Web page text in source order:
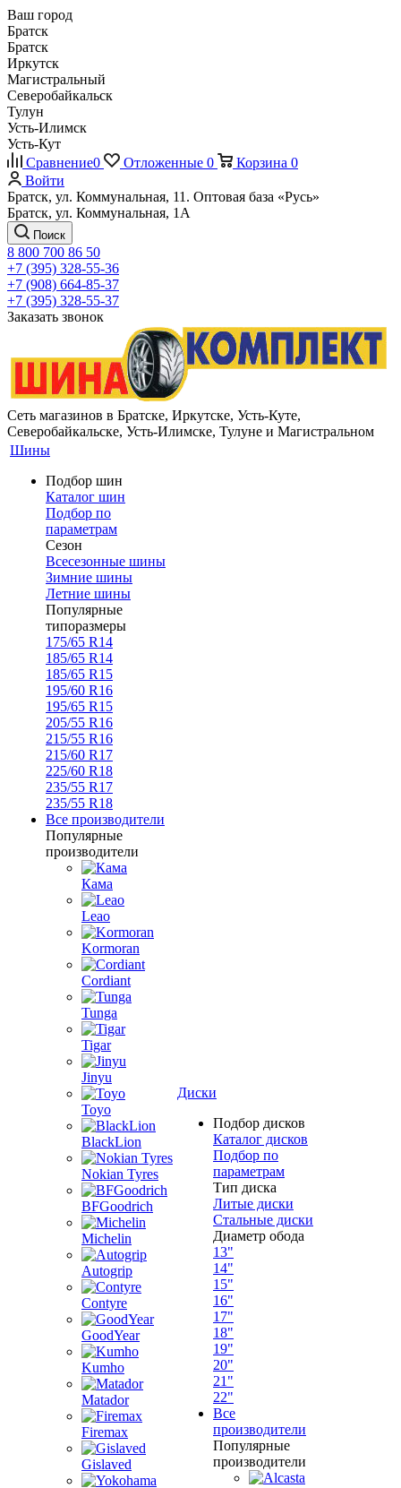
Ваш город
Братск
Братск
Иркутск
Магистральный
Северобайкальск
Тулун
Усть-Илимск
Усть-Кут
Сравнение0 Отложенные 0 Корзина 0
Войти
Братск, ул. Коммунальная, 11. Оптовая база «Русь»
Братск, ул. Коммунальная, 1А
Поиск
8 800 700 86 50
+7 (395) 328-55-36
+7 (908) 664-85-37
+7 (395) 328-55-37
Заказать звонок
Сеть магазинов в Братске, Иркутске, Усть-Куте,
Северобайкальске, Усть-Илимске, Тулуне и Магистральном
Шины
Подбор шин
Каталог шин
Подбор по
параметрам
Сезон
Всесезонные шины
Зимние шины
Летние шины
Популярные
типоразмеры
175/65 R14
185/65 R14
185/65 R15
195/60 R16
195/65 R15
205/55 R16
215/55 R16
215/60 R17
225/60 R18
235/55 R17
235/55 R18
Все производители
Популярные
производители
Кама
Leao
Kormoran
Cordiant
Tunga
Tigar
Jinyu
Toyo
BlackLion
Nokian Tyres
BFGoodrich
Michelin
Autogrip
Contyre
GoodYear
Kumho
Matador
Firemax
Gislaved
Диски
Подбор дисков
Каталог дисков
Подбор по
параметрам
Тип диска
Литые диски
Стальные диски
Диаметр обода
13"
14"
15"
16"
17"
18"
19"
20"
21"
22"
Все
производители
Популярные
производители